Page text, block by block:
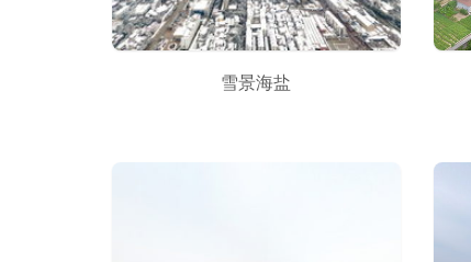
雪景海盐